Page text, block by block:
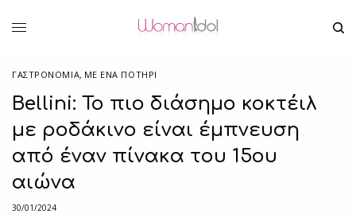
ΓΑΣΤΡΟΝΟΜΙΑ, ΜΕ ΈΝΑ ΠΟΤΉΡΙ
Bellini: Το πιο διάσημο κοκτέιλ
με ροδάκινο είναι έμπνευση
από έναν πίνακα του 15ου
αιώνα
30/01/2024